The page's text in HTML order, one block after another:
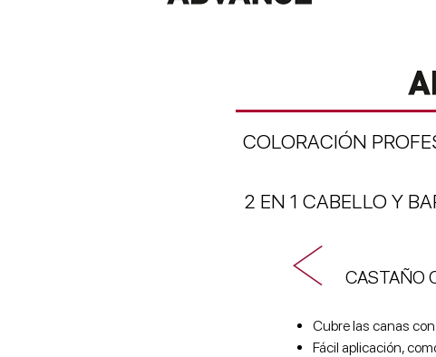
COLORACIÓN
2 EN 1 CABELLO Y
CASTAÑO
Cubre las canas
Fácil aplicación,